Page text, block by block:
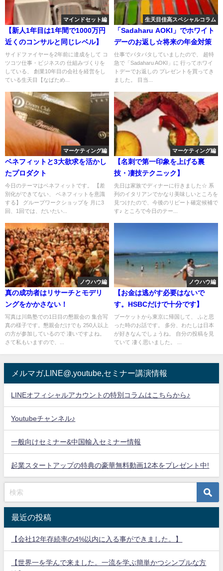
マインドセット編
【新人1年目は1年間で1000万円
近くのコンサルと同じレベル】
サイドファイヤーを2年前に達成をして コ
ツコツ仕事・ビジネスの 仕組みづくりを
している、 創業10年目の会社を経営をし
ている生天目【なばため...
生天目佳高スペシャルコラム
「Sadaharu AOKI」でホワイト
デーのお返し☆将来の年金対策
仕事でバタバタしていましたので、 超特
急で「Sadaharu AOKI」に 行ってホワイ
トデーでお返しの プレゼントを買ってき
ました。 目当...
マーケティング編
ベネフィットと3大欲求を活かし
たプロダクト
今日のテーマはベネフィットです。 【差
別化ができてない、 ベネフィットを意識
する】 グループワークショップを 月に3
回、1回では、だいたい...
マーケティング編
【名刺で第一印象を上げる裏
技・凄技テクニック】
先日は家族でディナーに行きました☆ 系
列のイタリアンでかなり美味しいところを
見つけたので、今後のリピート確定候補で
す♪ ところで今日のテー...
ノウハウ編
真の成功者はリサーチとモデリ
ングをかかさない！
写真は川島塾での1日目の懇親会の 集合写
真の様子です。懇親会だけでも 250人以上
の方が参加しているので 凄いですよね。
さて私もいますので、...
ノウハウ編
【お金は逃がす必要はないで
す。HSBCだけで十分です】
プーケットから東京に帰国して、 ふと思
った時のお話です。 多分、わたしは日本
が好きなんでしょうね。 自分の投稿を見
ていて 凄く思いました。 ...
メルマガ,LINE@,youtube,セミナー講演情報
LINEオフィシャルアカウントの特別コラムはこちらから♪
Youtubeチャンネル♪
一般向けセミナー&中国輸入セミナー情報
起業スタートアップの特典の豪華無料動画12本をプレゼント中!
最近の投稿
【会社12年存続率の4%以内に入る事ができました。】
【世界一を学んで来ました。一流を学ぶ簡単かつシンプルな方